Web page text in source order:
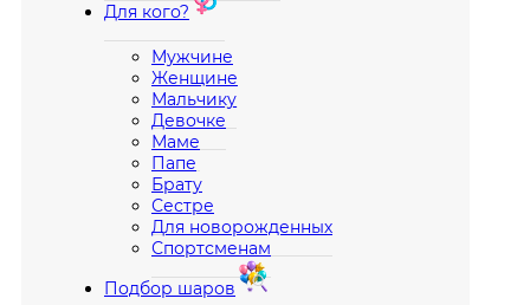
Для кого?
Мужчине
Женщине
Мальчику
Девочке
Маме
Папе
Брату
Сестре
Для новорожденных
Спортсменам
Подбор шаров